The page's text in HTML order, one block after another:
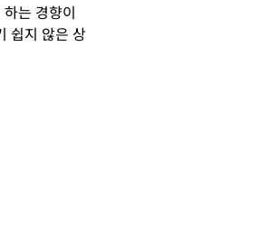
는 경향이
쉽지 않은 상